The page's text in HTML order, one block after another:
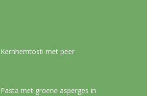
Kernhemtosti met peer
Pasta met groene asperges in